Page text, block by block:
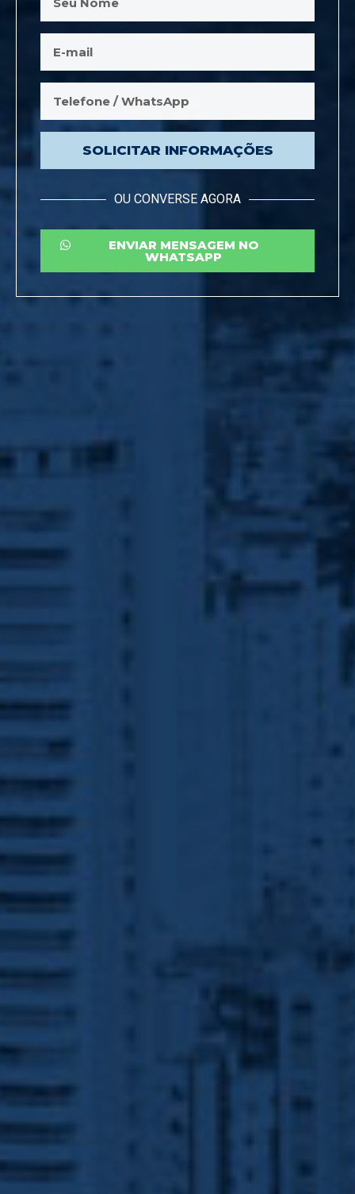
SOLICITAR INFORMAÇÕES
OU CONVERSE AGORA
ENVIAR MENSAGEM NO
WHATSAPP